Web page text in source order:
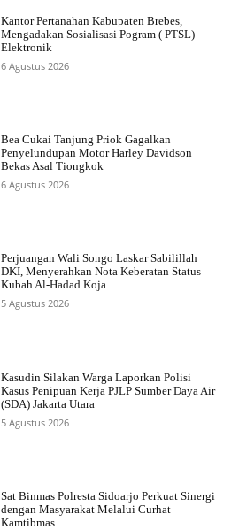
Kantor Pertanahan Kabupaten Brebes,
Mengadakan Sosialisasi Pogram ( PTSL)
Elektronik
6 Agustus 2026
Bea Cukai Tanjung Priok Gagalkan
Penyelundupan Motor Harley Davidson
Bekas Asal Tiongkok
6 Agustus 2026
Perjuangan Wali Songo Laskar Sabilillah
DKI, Menyerahkan Nota Keberatan Status
Kubah Al-Hadad Koja
5 Agustus 2026
Kasudin Silakan Warga Laporkan Polisi
Kasus Penipuan Kerja PJLP Sumber Daya Air
(SDA) Jakarta Utara
5 Agustus 2026
Sat Binmas Polresta Sidoarjo Perkuat Sinergi
dengan Masyarakat Melalui Curhat
Kamtibmas